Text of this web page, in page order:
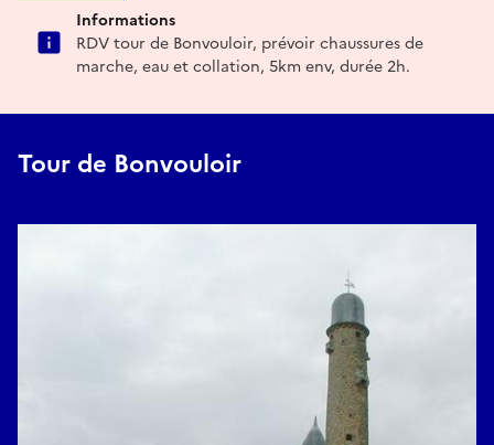
Informations
RDV tour de Bonvouloir, prévoir chaussures de
marche, eau et collation, 5km env, durée 2h.
Tour de Bonvouloir